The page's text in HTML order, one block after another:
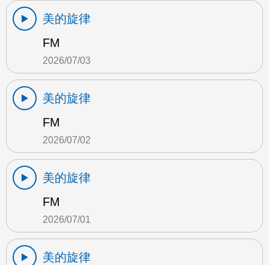
美的旋律
FM
2026/07/03
美的旋律
FM
2026/07/02
美的旋律
FM
2026/07/01
美的旋律